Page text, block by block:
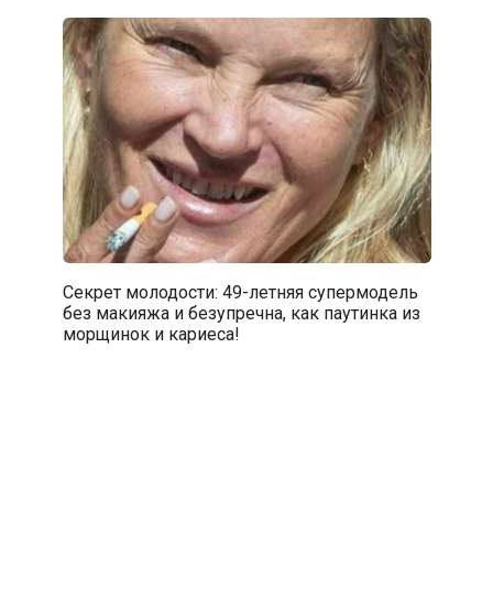
Секрет молодости: 49-летняя супермодель
без макияжа и безупречна, как паутинка из
морщинок и кариеса!